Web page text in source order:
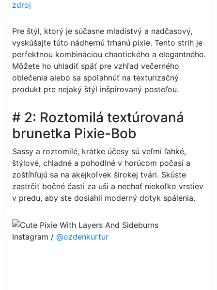
zdroj
Pre štýl, ktorý je súčasne mladistvý a nadčasový,
vyskúšajte túto nádhernú trhanú pixie. Tento strih je
perfektnou kombináciou chaotického a elegantného.
Môžete ho uhladiť späť pre vzhľad večerného
oblečenia alebo sa spoľahnúť na texturizačný
produkt pre nejaký štýl inšpirovaný posteľou.
# 2: Roztomilá textúrovaná
brunetka Pixie-Bob
Sassy a roztomilé, krátke účesy sú veľmi ľahké,
štýlové, chladné a pohodlné v horúcom počasí a
zoštíhľujú sa na akejkoľvek širokej tvári. Skúste
zastrčiť bočné časti za uši a nechať niekoľko vrstiev
v predu, aby ste dosiahli moderný dotyk spálenia.
Instagram / @ozdenkurtur